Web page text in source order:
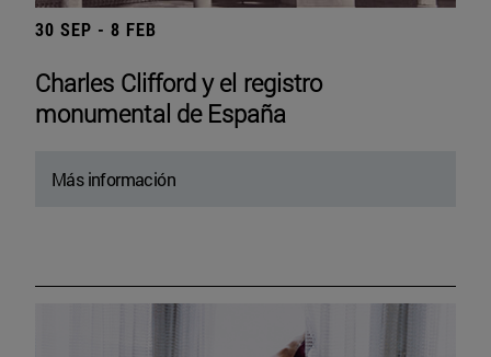
30 SEP - 8 FEB
Charles Clifford y el registro
monumental de España
Más información